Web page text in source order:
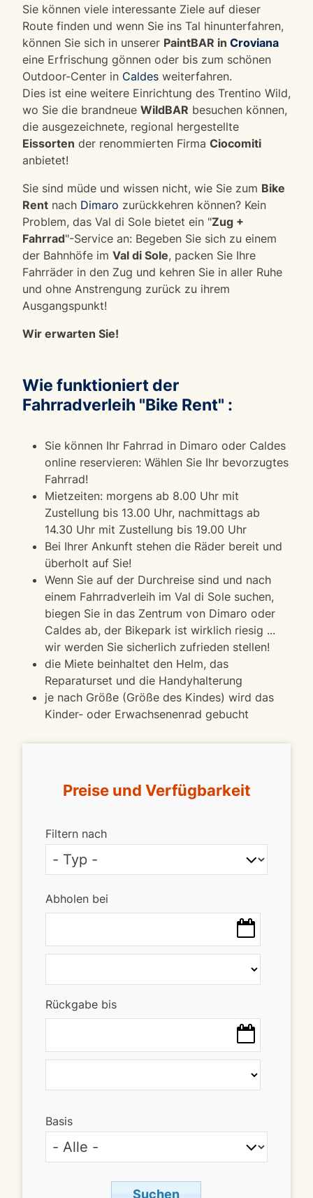
Sie können viele interessante Ziele auf dieser
Route finden und wenn Sie ins Tal hinunterfahren,
können Sie sich in unserer PaintBAR in Croviana
eine Erfrischung gönnen oder bis zum schönen
Outdoor-Center in Caldes weiterfahren.
Dies ist eine weitere Einrichtung des Trentino Wild,
wo Sie die brandneue WildBAR besuchen können,
die ausgezeichnete, regional hergestellte
Eissorten der renommierten Firma Ciocomiti
anbietet!
Sie sind müde und wissen nicht, wie Sie zum Bike
Rent nach Dimaro zurückkehren können? Kein
Problem, das Val di Sole bietet ein "Zug +
Fahrrad"-Service an: Begeben Sie sich zu einem
der Bahnhöfe im Val di Sole, packen Sie Ihre
Fahrräder in den Zug und kehren Sie in aller Ruhe
und ohne Anstrengung zurück zu ihrem
Ausgangspunkt!
Wir erwarten Sie!
Wie funktioniert der
Fahrradverleih "Bike Rent" :
Sie können Ihr Fahrrad in Dimaro oder Caldes
online reservieren: Wählen Sie Ihr bevorzugtes
Fahrrad!
Mietzeiten: morgens ab 8.00 Uhr mit
Zustellung bis 13.00 Uhr, nachmittags ab
14.30 Uhr mit Zustellung bis 19.00 Uhr
Bei Ihrer Ankunft stehen die Räder bereit und
überholt auf Sie!
Wenn Sie auf der Durchreise sind und nach
einem Fahrradverleih im Val di Sole suchen,
biegen Sie in das Zentrum von Dimaro oder
Caldes ab, der Bikepark ist wirklich riesig ...
wir werden Sie sicherlich zufrieden stellen!
die Miete beinhaltet den Helm, das
Reparaturset und die Handyhalterung
je nach Größe (Größe des Kindes) wird das
Kinder- oder Erwachsenenrad gebucht
Preise und Verfügbarkeit
Filtern nach
Abholen bei
Rückgabe bis
Basis